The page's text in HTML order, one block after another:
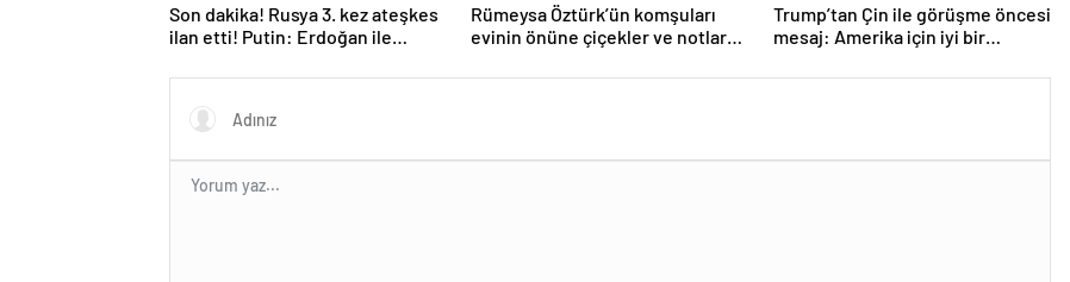
Son dakika! Rusya 3. kez ateşkes
ilan etti! Putin: Erdoğan ile
Rümeysa Öztürk’ün komşuları
evinin önüne çiçekler ve notlar
Trump’tan Çin ile görüşme öncesi
mesaj: Amerika için iyi bir